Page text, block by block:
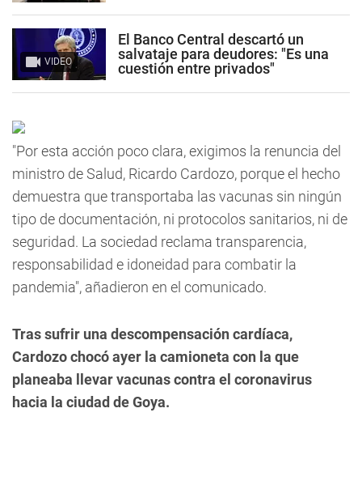
VIDEO
El Banco Central descartó un
salvataje para deudores: "Es una
cuestión entre privados"
"Por esta acción poco clara, exigimos la renuncia del
ministro de Salud, Ricardo Cardozo, porque el hecho
demuestra que transportaba las vacunas sin ningún
tipo de documentación, ni protocolos sanitarios, ni de
seguridad. La sociedad reclama transparencia,
responsabilidad e idoneidad para combatir la
pandemia", añadieron en el comunicado.
Tras sufrir una descompensación cardíaca,
Cardozo chocó ayer la camioneta con la que
planeaba llevar vacunas contra el coronavirus
hacia la ciudad de Goya.